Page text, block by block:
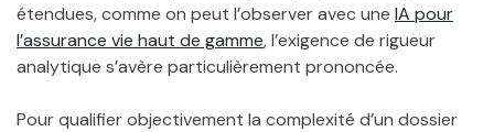
étendues, comme on peut l’observer avec une IA pour
l’assurance vie haut de gamme, l’exigence de rigueur
analytique s’avère particulièrement prononcée.
Pour qualifier objectivement la complexité d’un dossier